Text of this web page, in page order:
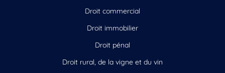
Droit commercial
Droit immobilier
Droit pénal
Droit rural, de la vigne et du vin